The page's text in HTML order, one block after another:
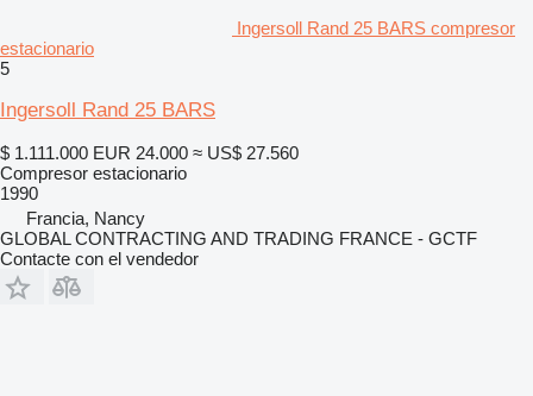
Ingersoll Rand 25 BARS compresor
estacionario
5
Ingersoll Rand 25 BARS
$ 1.111.000 EUR 24.000 ≈ US$ 27.560
Compresor estacionario
1990
Francia, Nancy
GLOBAL CONTRACTING AND TRADING FRANCE - GCTF
Contacte con el vendedor